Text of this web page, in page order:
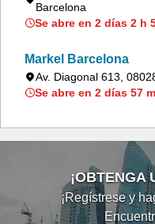
Barcelona
Se abre en 2 días 2 h
Markel Barcelona
Av. Diagonal 613,
Se abre en 2 días 57
¡OBTENGA
¡Regístrese y